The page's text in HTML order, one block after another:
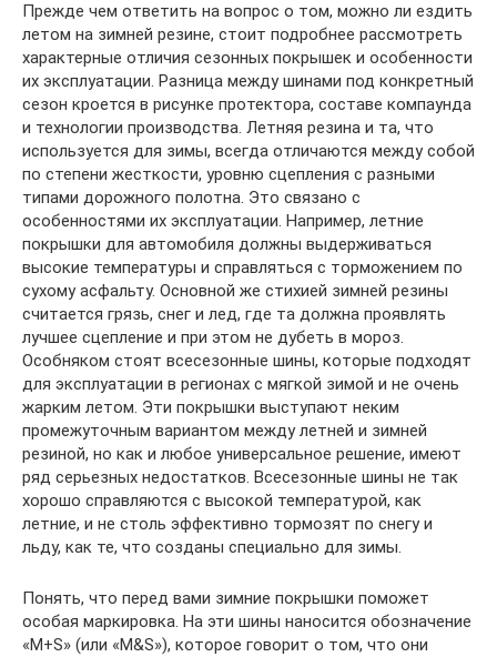
Прежде чем ответить на вопрос о том, можно ли ездить
летом на зимней резине, стоит подробнее рассмотреть
характерные отличия сезонных покрышек и особенности
их эксплуатации. Разница между шинами под конкретный
сезон кроется в рисунке протектора, составе компаунда
и технологии производства. Летняя резина и та, что
используется для зимы, всегда отличаются между собой
по степени жесткости, уровню сцепления с разными
типами дорожного полотна. Это связано с
особенностями их эксплуатации. Например, летние
покрышки для автомобиля должны выдерживаться
высокие температуры и справляться с торможением по
сухому асфальту. Основной же стихией зимней резины
считается грязь, снег и лед, где та должна проявлять
лучшее сцепление и при этом не дубеть в мороз.
Особняком стоят всесезонные шины, которые подходят
для эксплуатации в регионах с мягкой зимой и не очень
жарким летом. Эти покрышки выступают неким
промежуточным вариантом между летней и зимней
резиной, но как и любое универсальное решение, имеют
ряд серьезных недостатков. Всесезонные шины не так
хорошо справляются с высокой температурой, как
летние, и не столь эффективно тормозят по снегу и
льду, как те, что созданы специально для зимы.
Понять, что перед вами зимние покрышки поможет
особая маркировка. На эти шины наносится обозначение
«M+S» (или «M&S»), которое говорит о том, что они